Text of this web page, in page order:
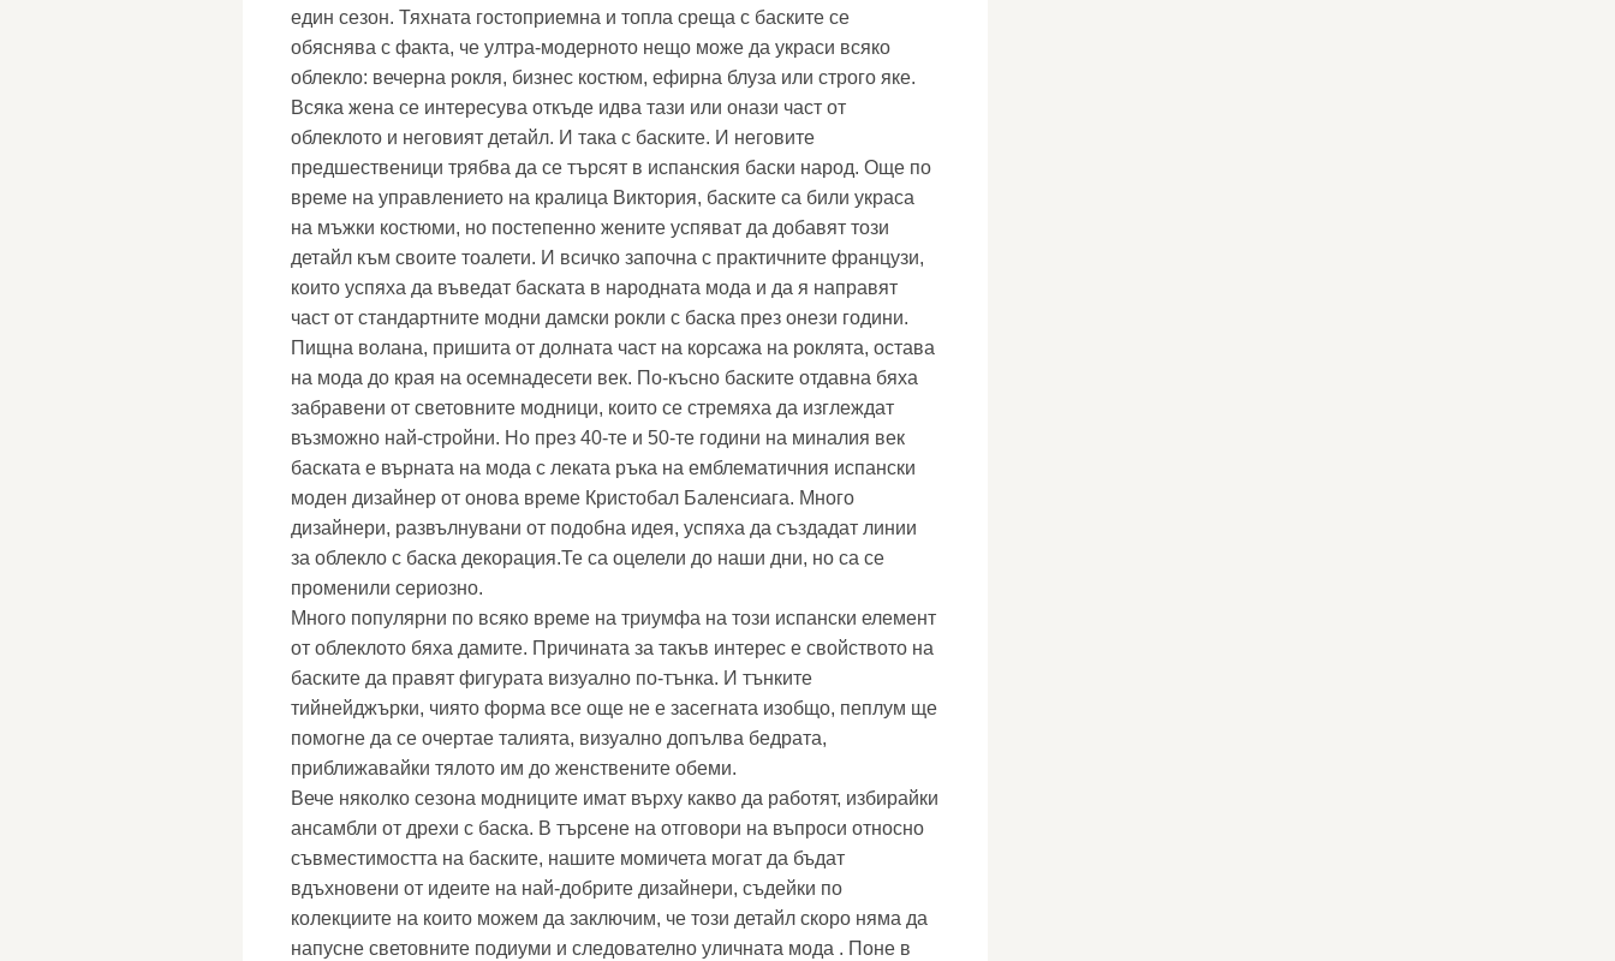
един сезон. Тяхната гостоприемна и топла среща с баските се
обяснява с факта, че ултра-модерното нещо може да украси всяко
облекло: вечерна рокля, бизнес костюм, ефирна блуза или строго яке.
Всяка жена се интересува откъде идва тази или онази част от
облеклото и неговият детайл. И така с баските. И неговите
предшественици трябва да се търсят в испанския баски народ. Още по
време на управлението на кралица Виктория, баските са били украса
на мъжки костюми, но постепенно жените успяват да добавят този
детайл към своите тоалети. И всичко започна с практичните французи,
които успяха да въведат баската в народната мода и да я направят
част от стандартните модни дамски рокли с баска през онези години.
Пищна волана, пришита от долната част на корсажа на роклята, остава
на мода до края на осемнадесети век. По-късно баските отдавна бяха
забравени от световните модници, които се стремяха да изглеждат
възможно най-стройни. Но през 40-те и 50-те години на миналия век
баската е върната на мода с леката ръка на емблематичния испански
моден дизайнер от онова време Кристобал Баленсиага. Много
дизайнери, развълнувани от подобна идея, успяха да създадат линии
за облекло с баска декорация.Те са оцелели до наши дни, но са се
променили сериозно.
Много популярни по всяко време на триумфа на този испански елемент
от облеклото бяха дамите. Причината за такъв интерес е свойството на
баските да правят фигурата визуално по-тънка. И тънките
тийнейджърки, чиято форма все още не е засегната изобщо, пеплум ще
помогне да се очертае талията, визуално допълва бедрата,
приближавайки тялото им до женствените обеми.
Вече няколко сезона модниците имат върху какво да работят, избирайки
ансамбли от дрехи с баска. В търсене на отговори на въпроси относно
съвместимостта на баските, нашите момичета могат да бъдат
вдъхновени от идеите на най-добрите дизайнери, съдейки по
колекциите на които можем да заключим, че този детайл скоро няма да
напусне световните подиуми и следователно уличната мода . Поне в